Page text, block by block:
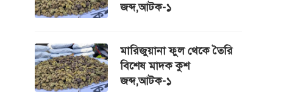
জব্দ,আটক-১
মারিজুয়ানা ফুল থেকে তৈরি
বিশেষ মাদক কুশ
জব্দ,আটক-১